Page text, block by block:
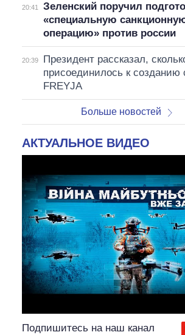
20:41
Зеленский поручил
«специальную
операцию» против россии
20:39
Президент рассказал,
присоединилось к созданию
FREYJA
Больше новостей
АКТУАЛЬНОЕ ВИДЕО
Подпишитесь на наш канал